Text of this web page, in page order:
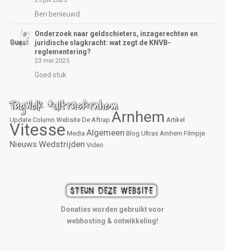
Ben benieuwd
Onderzoek naar geldschieters, inzagerechten en
juridische slagkracht: wat zegt de KNVB-
reglementering?
23 mei 2025
Goed stuk
TagWolk #UltrasArnhem
Update Column Website De Aftrap Arnhem Artikel
Vitesse Media Algemeen Blog Ultras Arnhem Filmpje
Nieuws Wedstrijden Video
Donaties worden gebruikt voor
webhosting & ontwikkeling!